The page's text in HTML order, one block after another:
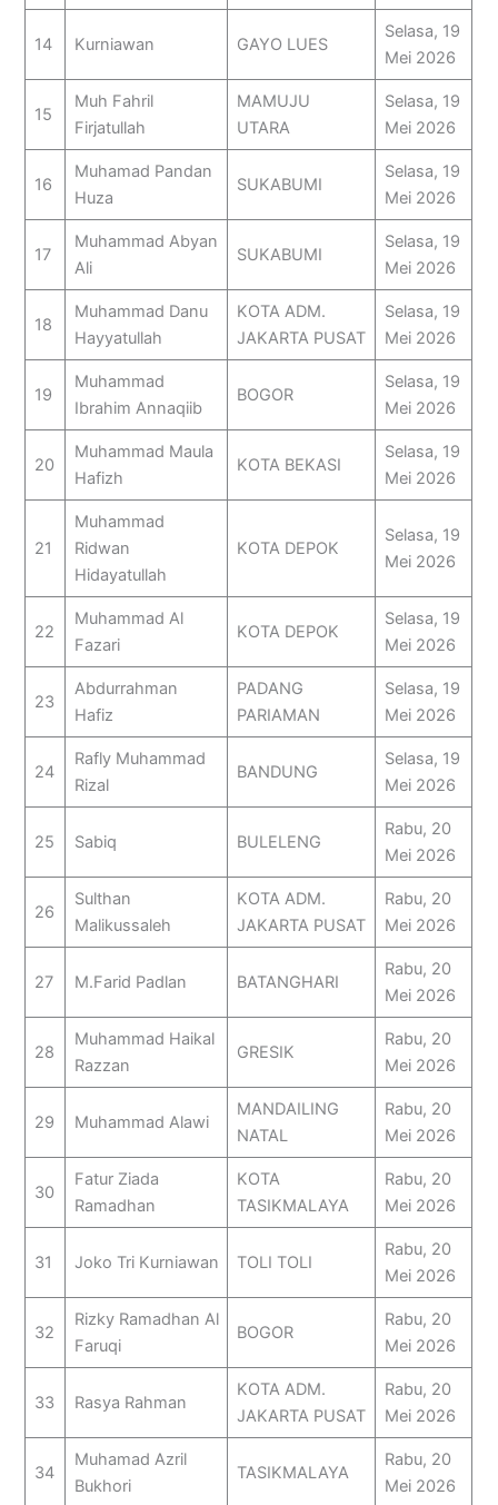
14 Kurniawan GAYO LUES
Selasa, 19
Mei 2026
15
Muh Fahril
Firjatullah
MAMUJU
UTARA
Selasa, 19
Mei 2026
16
Muhamad Pandan
Huza
SUKABUMI
Selasa, 19
Mei 2026
17
Muhammad Abyan
Ali
SUKABUMI
Selasa, 19
Mei 2026
18
Muhammad Danu
Hayyatullah
KOTA ADM.
JAKARTA PUSAT
Selasa, 19
Mei 2026
19
Muhammad
Ibrahim Annaqiib
BOGOR
Selasa, 19
Mei 2026
20
Muhammad Maula
Hafizh
KOTA BEKASI
Selasa, 19
Mei 2026
21
Muhammad
Ridwan
Hidayatullah
KOTA DEPOK
Selasa, 19
Mei 2026
22
Muhammad Al
Fazari
KOTA DEPOK
Selasa, 19
Mei 2026
23
Abdurrahman
Hafiz
PADANG
PARIAMAN
Selasa, 19
Mei 2026
24
Rafly Muhammad
Rizal
BANDUNG
Selasa, 19
Mei 2026
25 Sabiq BULELENG
Rabu, 20
Mei 2026
26
Sulthan
Malikussaleh
KOTA ADM.
JAKARTA PUSAT
Rabu, 20
Mei 2026
27 M.Farid Padlan BATANGHARI
Rabu, 20
Mei 2026
28
Muhammad Haikal
Razzan
GRESIK
Rabu, 20
Mei 2026
29 Muhammad Alawi
MANDAILING
NATAL
Rabu, 20
Mei 2026
30
Fatur Ziada
Ramadhan
KOTA
TASIKMALAYA
Rabu, 20
Mei 2026
31 Joko Tri Kurniawan TOLI TOLI
Rabu, 20
Mei 2026
32
Rizky Ramadhan Al
Faruqi
BOGOR
Rabu, 20
Mei 2026
33 Rasya Rahman
KOTA ADM.
JAKARTA PUSAT
Rabu, 20
Mei 2026
34
Muhamad Azril
Bukhori
TASIKMALAYA
Rabu, 20
Mei 2026